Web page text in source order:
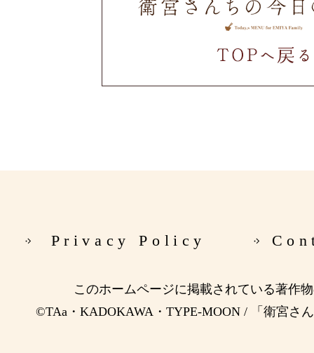
Privacy Policy
このホームページに掲載されている著作
©TAa・KADOKAWA・TYPE-MOON / 「衛宮さ